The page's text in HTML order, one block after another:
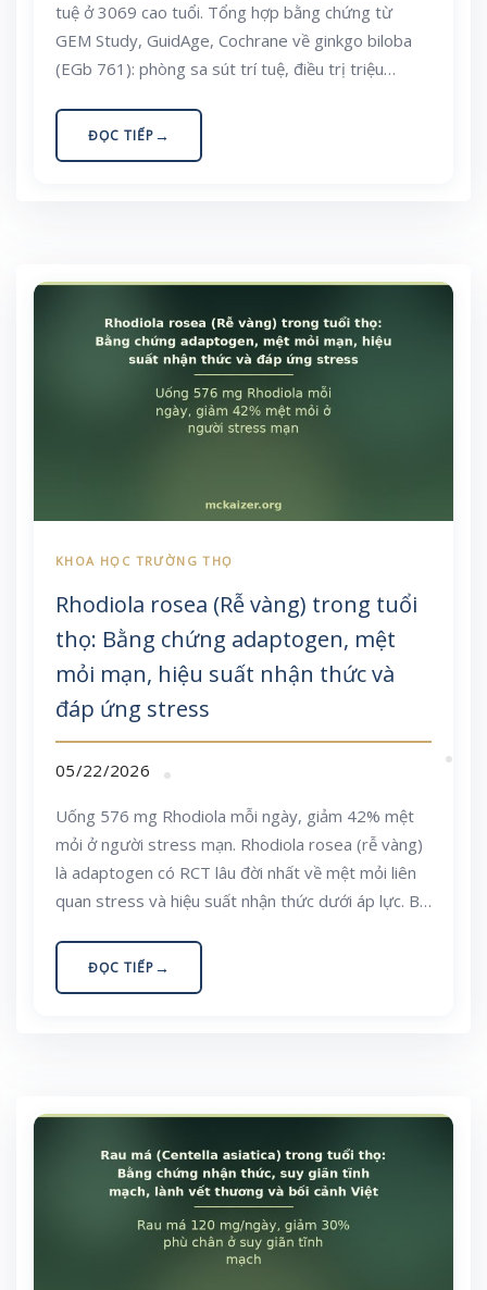
tuệ ở 3069 cao tuổi. Tổng hợp bằng chứng từ
GEM Study, GuidAge, Cochrane về ginkgo biloba
(EGb 761): phòng sa sút trí tuệ, điều trị triệu
Việt Nam.
ĐỌC TIẾP
Rhodiola rosea (Rễ vàng) trong tuổi
thọ: Bằng chứng adaptogen, mệt
mỏi mạn, hiệu suất nhận thức và
đáp ứng stress
05/22/2026
Uống 576 mg Rhodiola mỗi ngày, giảm 42% mệt
mỏi ở người stress mạn. Rhodiola rosea (rễ vàng)
là adaptogen có RCT lâu đời nhất về mệt mỏi liên
quan stress và hiệu suất nhận thức dưới áp lực. Bài
phẩm, liều, an toàn và bối cảnh stress mạn ở người
Việt Nam.
ĐỌC TIẾP